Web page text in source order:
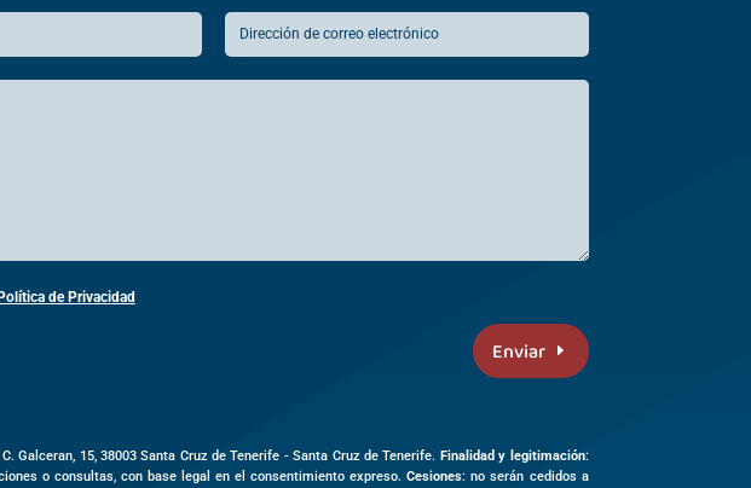
de Privacidad
Enviar
C. Galceran, 15, 38003Santa Cruz de Tenerife -Santa Cruz de Tenerife. Finalidad y legitimación:
o consultas, con base legal en el consentimiento expreso.Cesiones: no serán cedidos a